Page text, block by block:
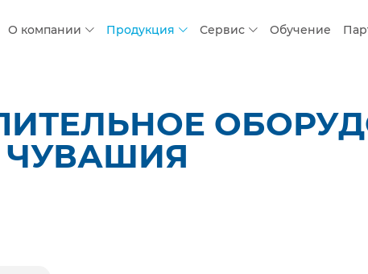
О компании Продукция Сервис Обучение
ЧУВАШИЯ